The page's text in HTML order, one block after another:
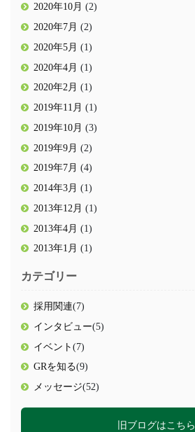
2020年10月 (2)
2020年7月 (2)
2020年5月 (1)
2020年4月 (1)
2020年2月 (1)
2019年11月 (1)
2019年10月 (3)
2019年9月 (2)
2019年7月 (4)
2014年3月 (1)
2013年12月 (1)
2013年4月 (1)
2013年1月 (1)
カテゴリー
採用関連(7)
インタビュー(5)
イベント(7)
GRを知る(9)
メッセージ(52)
旧ブログはこちら